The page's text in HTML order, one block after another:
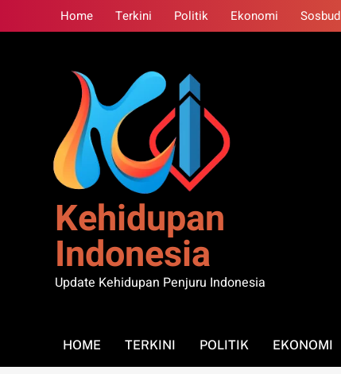
to
Home Terkini Politik Ekonomi Sosbud
Kehidupan
Indonesia
Update Kehidupan Penjuru Indonesia
HOME TERKINI POLITIK EKONOMI